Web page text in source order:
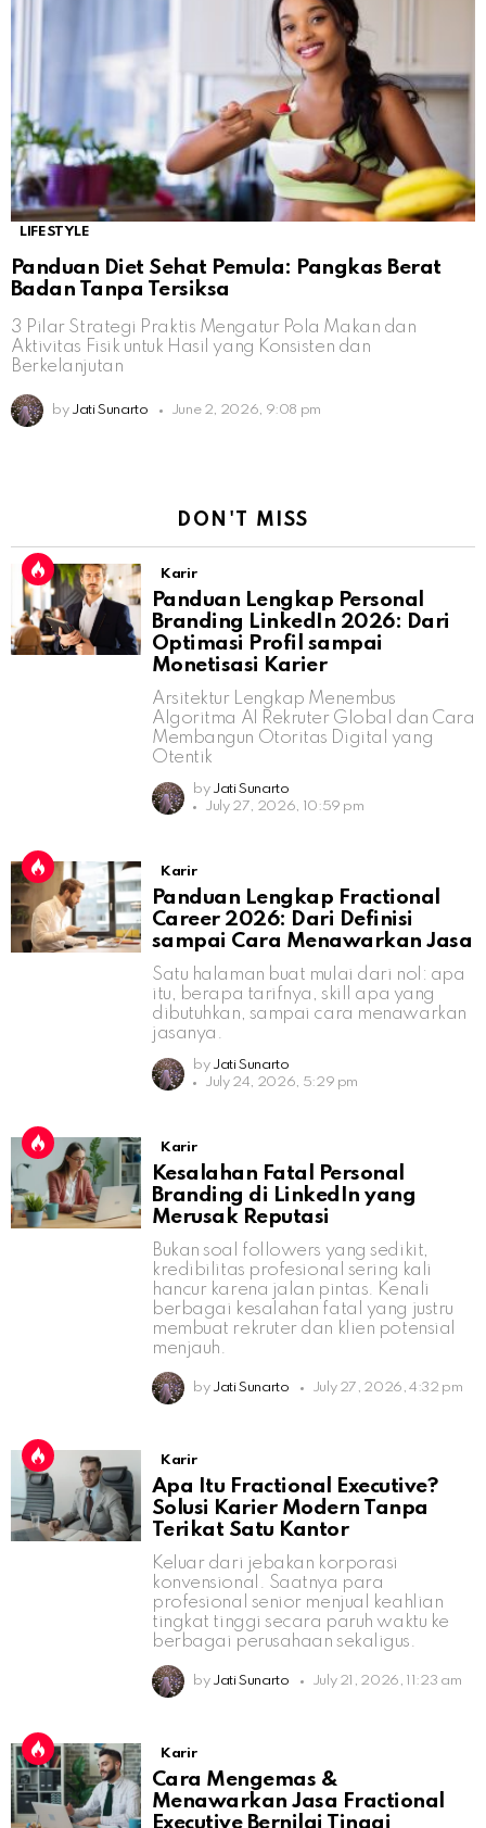
LIFESTYLE
Panduan Diet Sehat Pemula: Pangkas Berat
Badan Tanpa Tersiksa
3 Pilar Strategi Praktis Mengatur Pola Makan dan
Aktivitas Fisik untuk Hasil yang Konsisten dan
Berkelanjutan
by Jati Sunarto June 2, 2026, 9:08 pm
DON'T MISS
Karir
Panduan Lengkap Personal
Branding LinkedIn 2026: Dari
Optimasi Profil sampai
Monetisasi Karier
Arsitektur Lengkap Menembus
Algoritma AI Rekruter Global dan Cara
Membangun Otoritas Digital yang
Otentik
by Jati Sunarto
July 27, 2026, 10:59 pm
Karir
Panduan Lengkap Fractional
Career 2026: Dari Definisi
sampai Cara Menawarkan Jasa
Satu halaman buat mulai dari nol: apa
itu, berapa tarifnya, skill apa yang
dibutuhkan, sampai cara menawarkan
jasanya.
by Jati Sunarto
July 24, 2026, 5:29 pm
Karir
Kesalahan Fatal Personal
Branding di LinkedIn yang
Merusak Reputasi
Bukan soal followers yang sedikit,
kredibilitas profesional sering kali
hancur karena jalan pintas. Kenali
berbagai kesalahan fatal yang justru
membuat rekruter dan klien potensial
menjauh.
by Jati Sunarto July 27, 2026, 4:32 pm
Karir
Apa Itu Fractional Executive?
Solusi Karier Modern Tanpa
Terikat Satu Kantor
Keluar dari jebakan korporasi
konvensional. Saatnya para
profesional senior menjual keahlian
tingkat tinggi secara paruh waktu ke
berbagai perusahaan sekaligus.
by Jati Sunarto July 21, 2026, 11:23 am
Karir
Cara Mengemas &
Menawarkan Jasa Fractional
Executive Bernilai Tinggi